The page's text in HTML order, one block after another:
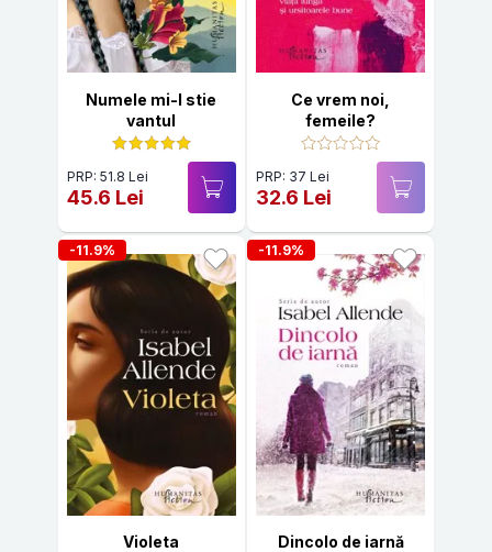
Numele mi-l stie
vantul
PRP: 51.8 Lei
45.6 Lei
Ce vrem noi,
femeile?
PRP: 37 Lei
32.6 Lei
-11.9%
Violeta
-11.9%
Dincolo de iarnă